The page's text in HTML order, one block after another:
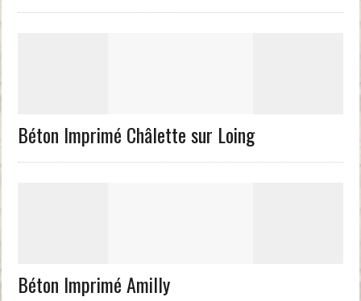
Béton Imprimé Châlette sur Loing
Béton Imprimé Amilly